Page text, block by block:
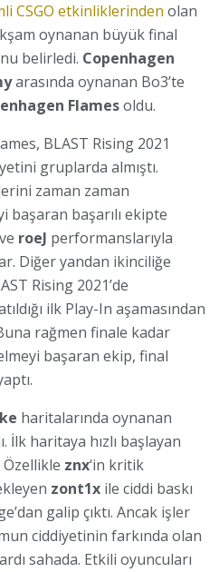
CSGO etkinliklerinden olan
oynanan büyük final
belirledi. Copenhagen
arasında oynanan Bo3’te
Flamesoldu.
BLAST Rising 2021
gruplarda almıştı.
zaman zaman
başaran başarılı ekipte
roeJ performanslarıyla
Diğer yandan ikinciliğe
Rising 2021’de
ilk Play-In aşamasından
rağmen finale kadar
başaran ekip, final
haritalarında oynanan
İlk haritaya hızlı başlayan
znx‘in kritik
zont1x ile ciddi baskı
galip çıktı. Ancak işler
ciddiyetinin farkında olan
sahada. Etkili oyuncuları